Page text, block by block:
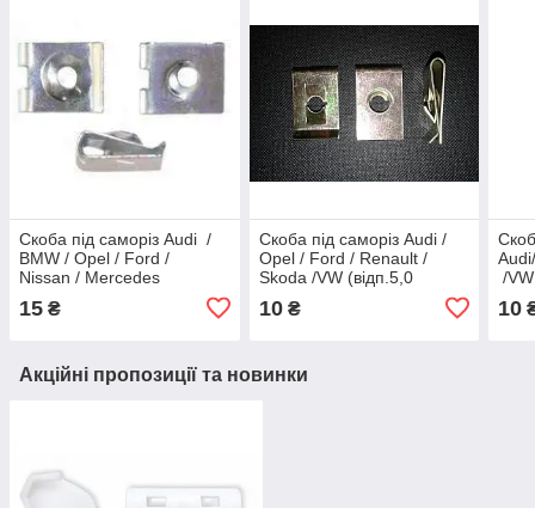
Скоба під саморіз Audi /
BMW / Opel / Ford /
Nissan / Mercedes
мм / 11,0*14,0 мм )
15 ₴
Скоба під саморіз Audi /
Opel / Ford / Renault /
Skoda /VW (відп.5,0
10₴
/
10
Акційні пропозиції та новинки